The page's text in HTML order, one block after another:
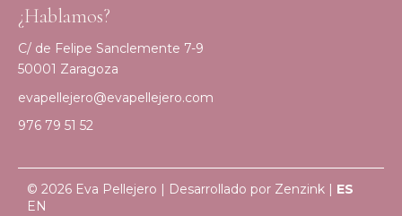
¿Hablamos?
C/ de Felipe Sanclemente 7-9
50001 Zaragoza
evapellejero@evapellejero.com
976 79 51 52
© 2026 Eva Pellejero | Desarrollado por Zenzink | ES
EN